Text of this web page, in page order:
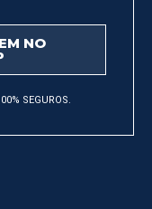
NO
SEGUROS.